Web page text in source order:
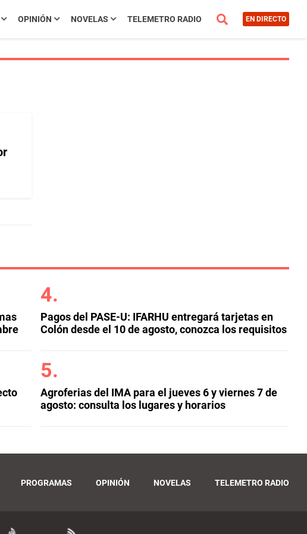
OPINIÓN NOVELAS TELEMETRO RADIO EN DIRECTO
Pagos del PASE-U: IFARHU entregará tarjetas en
Colón desde el 10 de agosto, conozca los requisitos
Agroferias del IMA para el jueves 6 y viernes 7 de
agosto: consulta los lugares y horarios
PROGRAMAS OPINIÓN NOVELAS TELEMETRO RADIO